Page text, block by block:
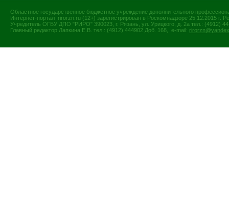
Областное государственное бюджетное учреждение дополнительного
Интернет-портал rirorzn.ru (12+) зарегистрирован в Роскомнадзоре 25.12.2015
Учредитель ОГБУ ДПО "РИРО" 390023, г. Рязань, ул. Урицкого, д. 2а тел.: (4912)
Главный редактор Лапкина Е.В. тел.: (4912) 444902 Доб. 168, e-mail: